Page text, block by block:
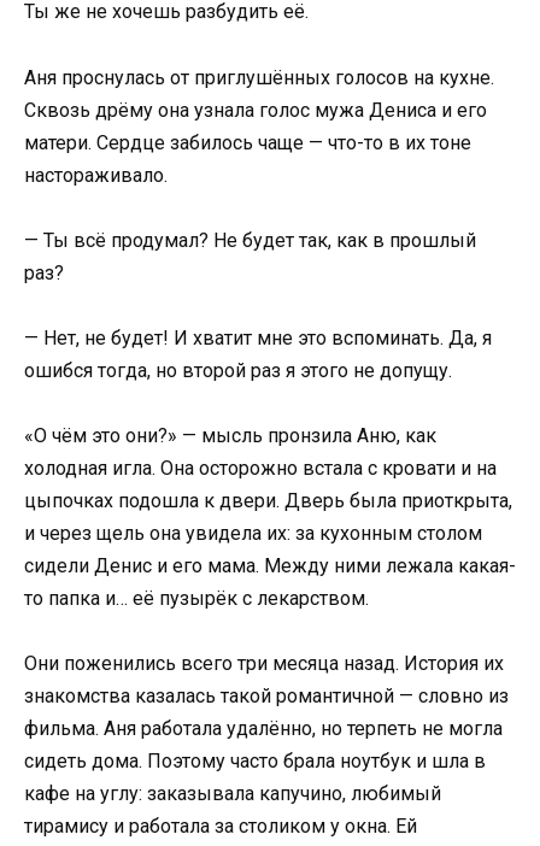
Ты же не хочешь разбудить её.
Аня проснулась от приглушённых голосов на кухне.
Сквозь дрёму она узнала голос мужа Дениса и его
матери. Сердце забилось чаще — что-то в их тоне
настораживало.
— Ты всё продумал? Не будет так, как в прошлый
раз?
— Нет, не будет! И хватит мне это вспоминать. Да, я
ошибся тогда, но второй раз я этого не допущу.
«О чём это они?» — мысль пронзила Аню, как
холодная игла. Она осторожно встала с кровати и на
цыпочках подошла к двери. Дверь была приоткрыта,
и через щель она увидела их: за кухонным столом
сидели Денис и его мама. Между ними лежала какая-
то папка и… её пузырёк с лекарством.
Они поженились всего три месяца назад. История их
знакомства казалась такой романтичной — словно из
фильма. Аня работала удалённо, но терпеть не могла
сидеть дома. Поэтому часто брала ноутбук и шла в
кафе на углу: заказывала капучино, любимый
тирамису и работала за столиком у окна. Ей